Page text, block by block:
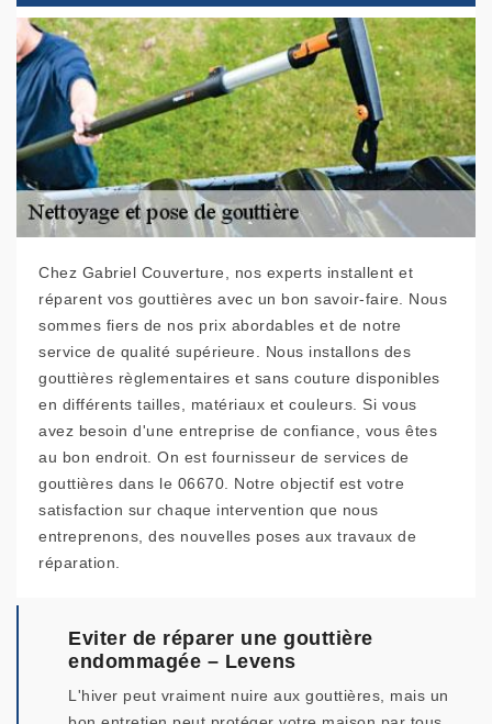
Chez Gabriel Couverture, nos experts installent et
réparent vos gouttières avec un bon savoir-faire. Nous
sommes fiers de nos prix abordables et de notre
service de qualité supérieure. Nous installons des
gouttières règlementaires et sans couture disponibles
en différents tailles, matériaux et couleurs. Si vous
avez besoin d'une entreprise de confiance, vous êtes
au bon endroit. On est fournisseur de services de
gouttières dans le 06670. Notre objectif est votre
satisfaction sur chaque intervention que nous
entreprenons, des nouvelles poses aux travaux de
réparation.
Eviter de réparer une gouttière
endommagée – Levens
L'hiver peut vraiment nuire aux gouttières, mais un